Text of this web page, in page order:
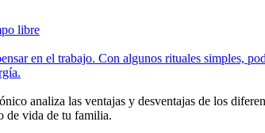
libre
en el trabajo. Con algunos rituales simples,
analiza las ventajas y desventajas de los
de vida de tu familia.